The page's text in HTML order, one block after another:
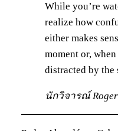
While you’re
realize how
either makes
moment or,
distracted by
นักวิจารณ์